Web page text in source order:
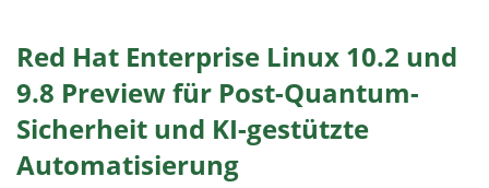
Red Hat Enterprise Linux 10.2 und
9.8 Preview für Post-Quantum-
Sicherheit und KI-gestützte
Automatisierung